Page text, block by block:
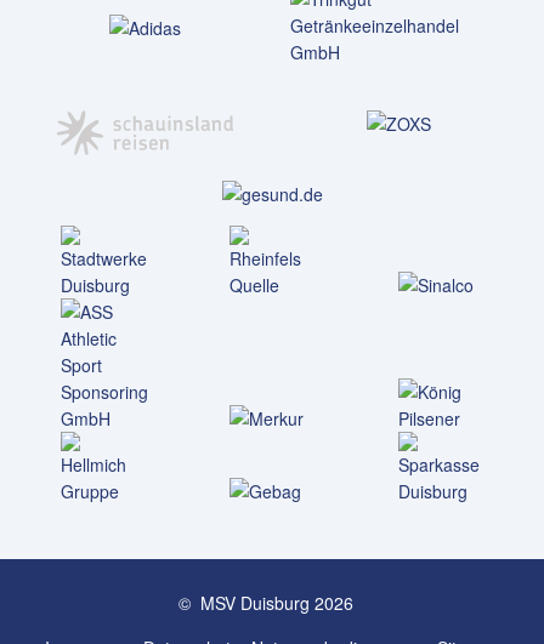
© MSV Duisburg 2026